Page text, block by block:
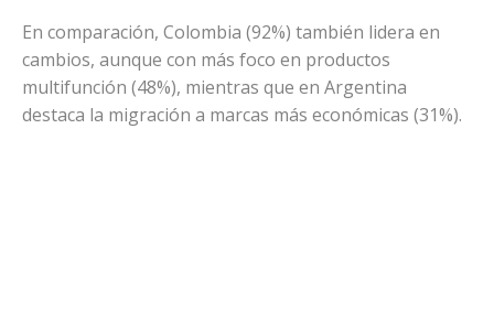
En comparación, Colombia (92%) también lidera en
cambios, aunque con más foco en productos
multifunción (48%), mientras que en Argentina
destaca la migración a marcas más económicas (31%).